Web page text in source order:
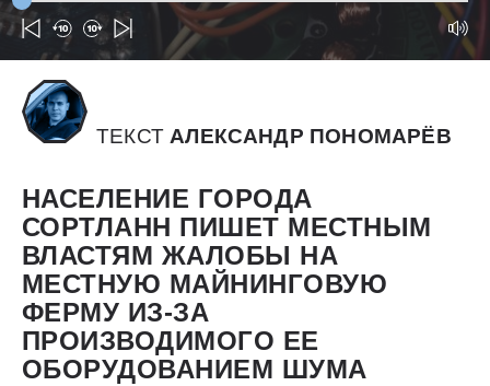
ТЕКСТ АЛЕКСАНДР ПОНОМАРЁВ
НАСЕЛЕНИЕ ГОРОДА
СОРТЛАНН ПИШЕТ МЕСТНЫМ
ВЛАСТЯМ ЖАЛОБЫ НА
МЕСТНУЮ МАЙНИНГОВУЮ
ФЕРМУ ИЗ-ЗА
ПРОИЗВОДИМОГО ЕЕ
ОБОРУДОВАНИЕМ ШУМА